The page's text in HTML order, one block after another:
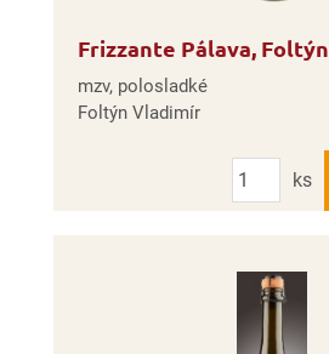
Frizzante Pálava, Foltýn
mzv, polosladké
Foltýn Vladimír
Počet
ks